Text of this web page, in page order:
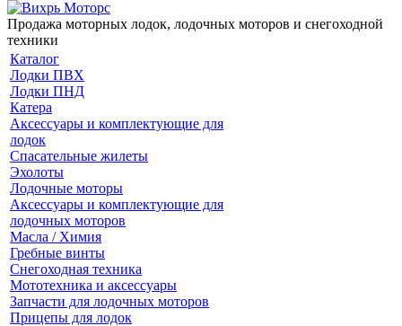
Продажа моторных лодок, лодочных моторов и снегоходной
техники
Каталог
Лодки ПВХ
Лодки ПНД
Катера
Аксессуары и комплектующие для
лодок
Спасательные жилеты
Эхолоты
Лодочные моторы
Аксессуары и комплектующие для
лодочных моторов
Масла / Химия
Гребные винты
Снегоходная техника
Мототехника и аксессуары
Запчасти для лодочных моторов
Прицепы для лодок